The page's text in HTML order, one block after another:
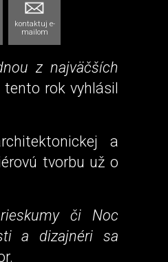
kontaktuj e-
mailom
z najväčších
tento rok vyhlásil
a
tvorbu už o
či Noc
a dizajnéri sa